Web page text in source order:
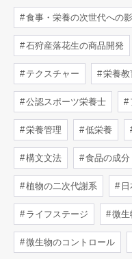
食事・栄養の次世代への
石狩産落花生の商品開発
テクスチャー 栄養教
公認スポーツ栄養士
栄養管理 低栄養
構文文法 食品の成分
植物の二次代謝系 日
ライフステージ 微生
微生物のコントロール